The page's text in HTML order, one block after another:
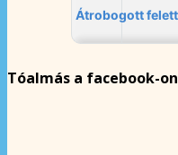
Tóalmás a facebook-on